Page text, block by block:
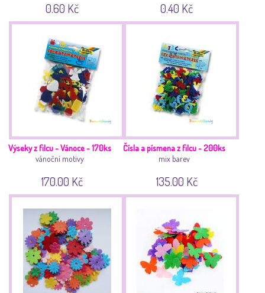
0.60 Kč 0.40 Kč
Výseky z filcu - Vánoce - 170ks
vánoční motivy
170.00 Kč
Čísla a písmena z filcu - 200ks
mix barev
135.00 Kč